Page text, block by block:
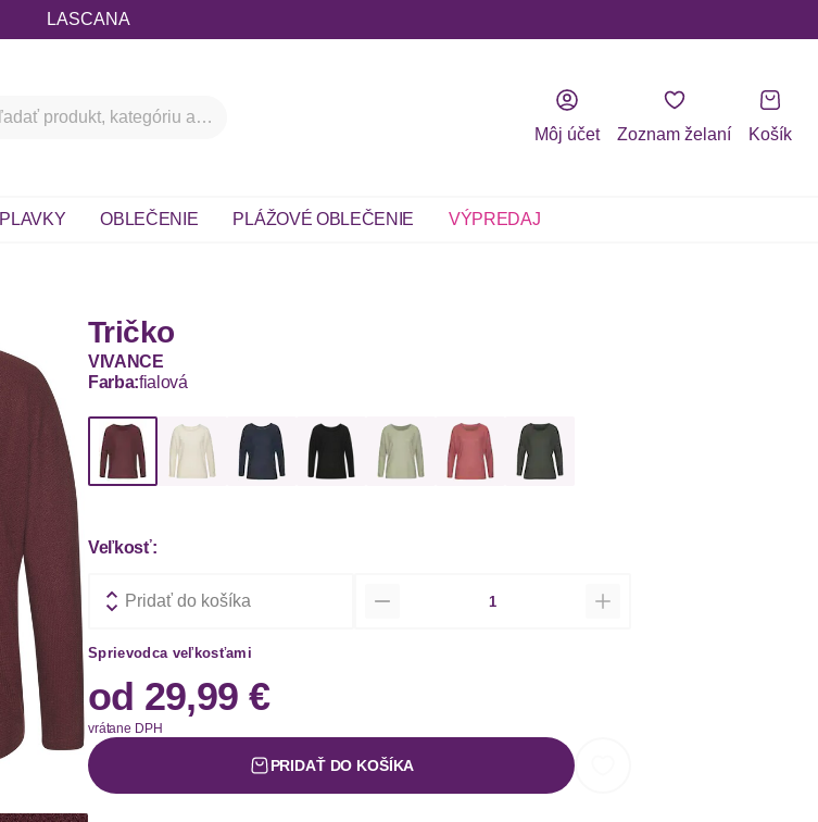
LASCANA
Môj účet Zoznam želaní Košík
PLAVKY OBLEČENIE PLÁŽOVÉ OBLEČENIE VÝPREDAJ
Tričko
VIVANCE
Farba:fialová
Veľkosť:
Pridať do košíka
Sprievodca veľkosťami
od 29,99 €
vrátane DPH
PRIDAŤ DO KOŠÍKA